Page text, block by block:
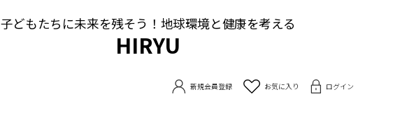
子どもたちに未来を残そう！地球環境と健康を考える
HIRYU
新規会員登録 お気に入り ログイン